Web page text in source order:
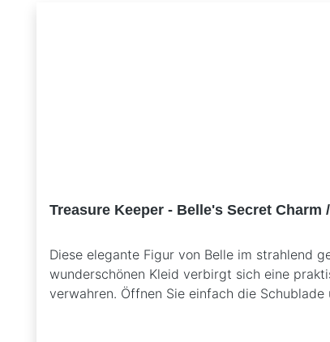
Treasure Keeper - Belle's Secret
Diese elegante Figur von Belle im strahlend
wunderschönen Kleid verbirgt sich eine
verwahren. Öffnen Sie einfach die
StilIdeal für Disney-Sammler und